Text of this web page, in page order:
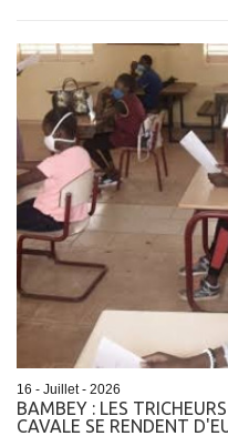
16 - Juillet - 2026
BAMBEY : LES
CAVALE SE RENDENT